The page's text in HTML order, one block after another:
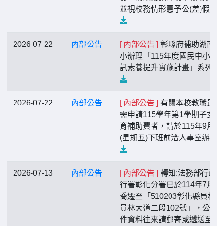
並視校務情形惠予公(差)假
2026-07-22 內部公告 [ 內部公告 ] 彰縣府補助湖南
小辦理「115年度國民中小
訊素養提升實施計畫」系列
2026-07-22 內部公告 [ 內部公告 ] 有關本校教職員
需申請115學年第1學期子女
育補助費者，請於115年9月
(星期五)下班前洽人事室辦
2026-07-13 內部公告 [ 內部公告 ] 轉知:法務部行
行署彰化分署已於114年7月
喬遷至「510203彰化縣員林
員林大道二段102號」，公
件資料往來請郵寄或遞送至